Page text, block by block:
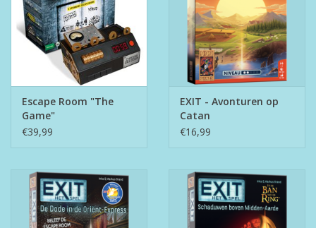
Feest
Merken
Escape Room "The
Game"
€39,99
EXIT - Avonturen op
Catan
€16,99